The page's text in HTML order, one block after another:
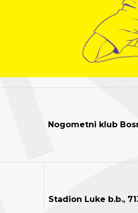
Nogometni klub
Stadion Luke b.b.,